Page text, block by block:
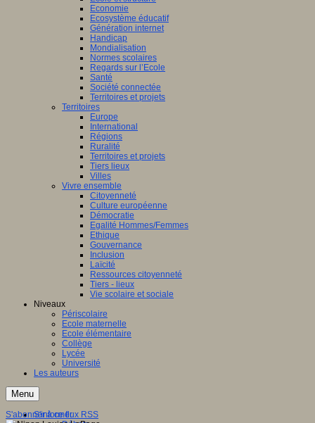
Economie
Ecosystème éducatif
Génération internet
Handicap
Mondialisation
Normes scolaires
Regards sur l’Ecole
Santé
Société connectée
Territoires et projets
Territoires
Europe
International
Régions
Ruralité
Territoires et projets
Tiers lieux
Villes
Vivre ensemble
Citoyenneté
Culture européenne
Démocratie
Egalité Hommes/Femmes
Ethique
Gouvernance
Inclusion
Laïcité
Ressources citoyenneté
Tiers - lieux
Vie scolaire et sociale
Niveaux
Périscolaire
Ecole maternelle
Ecole élémentaire
Collège
Lycée
Université
Les auteurs
Menu
S'informer
S'abonner à ce flux RSS